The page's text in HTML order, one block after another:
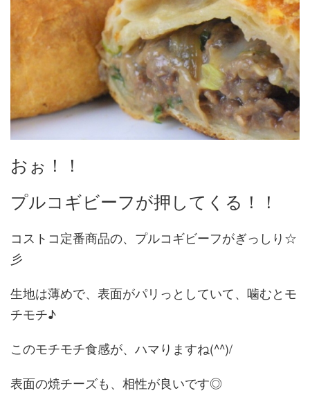
おぉ！！
プルコギビーフが押してくる！！
コストコ定番商品の、プルコギビーフがぎっしり☆
彡
生地は薄めで、表面がパリっとしていて、噛むとモ
チモチ♪
このモチモチ食感が、ハマりますね(^^)/
表面の焼チーズも、相性が良いです◎